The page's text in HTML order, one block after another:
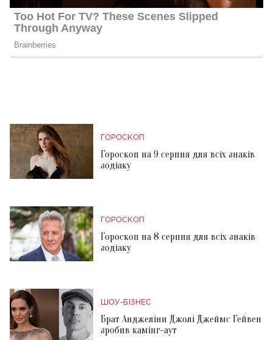
ГОРОСКОП
Гороскоп на 9 серпня для всіх знаків
зодіаку
ГОРОСКОП
Гороскоп на 8 серпня для всіх знаків
зодіаку
ШОУ-БІЗНЕС
Брат Анджеліни Джолі Джеймс Гейвен
зробив камінг-аут